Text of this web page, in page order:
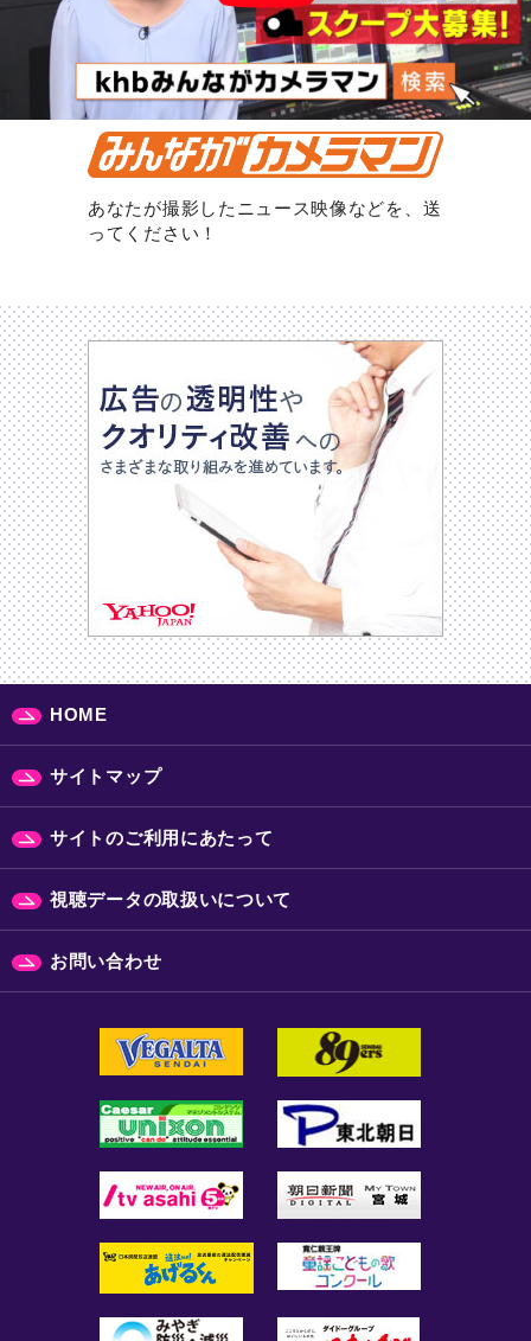
あなたが撮影したニュース映像などを、送
ってください！
HOME
サイトマップ
サイトのご利用にあたって
視聴データの取扱いについて
お問い合わせ